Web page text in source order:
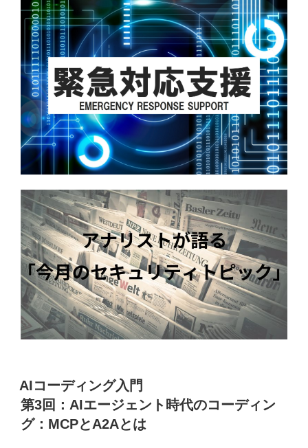
AIコーディング入門
第3回：AIエージェント時代のコーディン
グ：MCPとA2Aとは